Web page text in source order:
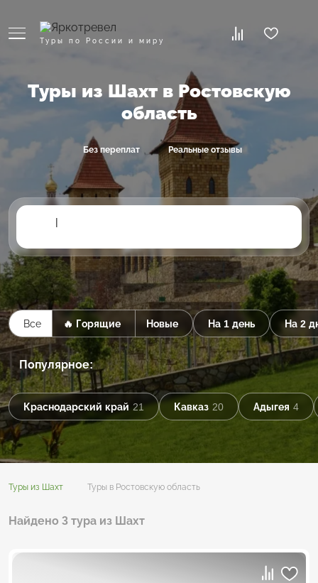
Туры по России и миру
Туры из Шахт в Ростовскую
область
Без переплат Реальные отзывы
|
Все 🔥 Горящие Новые На 1 день На 2
Популярное:
Краснодарский край 21 Кавказ 20 Адыгея 4
Туры из Шахт Туры в Ростовскую область
Найдено 3 тура из Шахт